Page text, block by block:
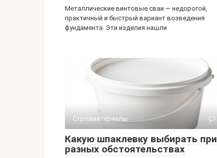
Металлические винтовые сваи — недорогой,
практичный и быстрый вариант возведения
фундамента. Эти изделия нашли
Стройматериалы
Какую шпаклевку выбирать при
разных обстоятельствах